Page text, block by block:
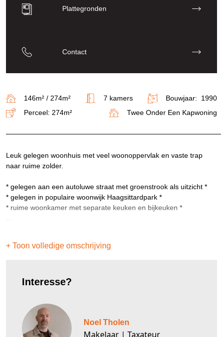
Plattegronden
Contact
146m² / 274m² 7 kamers
Bouwjaar: 1990
Perceel: 274m²
Twee Onder Een Kapwoning
Leuk gelegen woonhuis met veel woonoppervlak en vaste trap
naar ruime zolder.
* gelegen aan een autoluwe straat met groenstrook als uitzicht *
* gelegen in populaire woonwijk Haagsittardpark *
* ruime woonkamer met separate keuken en bijkeuken *
meterkast. Riante U-vormige woonkamer (ruim 9 meter diep) met
toegang tot de tuin alsmede tot een handige bijkeuken/inpandige
Noord-West oriëntatie.
Eerste verdieping:
+ Toon volledige omschrijving
Interesse?
Noel Tholen
Makelaar | Taxateur